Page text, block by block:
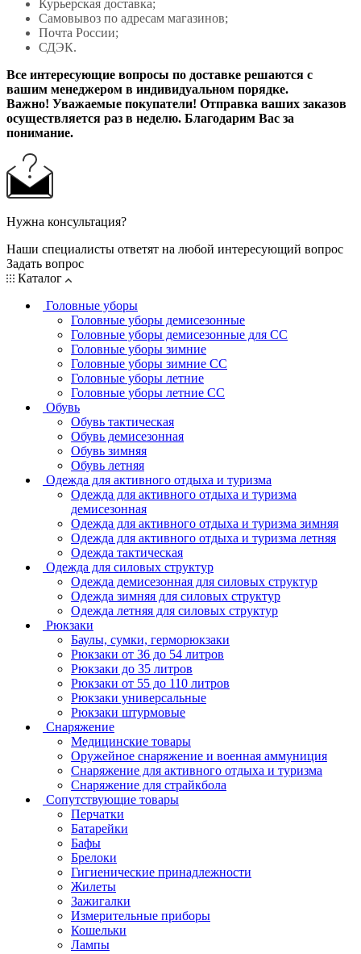
Курьерская доставка;
Самовывоз по адресам магазинов;
Почта России;
СДЭК.
Все интересующие вопросы по доставке решаются с
вашим менеджером в индивидуальном порядке.
Важно! Уважаемые покупатели! Отправка ваших заказов
осуществляется раз в неделю. Благодарим Вас за
понимание.
Нужна консультация?
Наши специалисты ответят на любой интересующий вопрос
Задать вопрос
Каталог
Головные уборы
Головные уборы демисезонные
Головные уборы демисезонные для СС
Головные уборы зимние
Головные уборы зимние СС
Головные уборы летние
Головные уборы летние СС
Обувь
Обувь тактическая
Обувь демисезонная
Обувь зимняя
Обувь летняя
Одежда для активного отдыха и туризма
Одежда для активного отдыха и туризма
демисезонная
Одежда для активного отдыха и туризма зимняя
Одежда для активного отдыха и туризма летняя
Одежда тактическая
Одежда для силовых структур
Одежда демисезонная для силовых структур
Одежда зимняя для силовых структур
Одежда летняя для силовых структур
Рюкзаки
Баулы, сумки, герморюкзаки
Рюкзаки от 36 до 54 литров
Рюкзаки до 35 литров
Рюкзаки от 55 до 110 литров
Рюкзаки универсальные
Рюкзаки штурмовые
Снаряжение
Медицинские товары
Оружейное снаряжение и военная аммуниция
Снаряжение для активного отдыха и туризма
Снаряжение для страйкбола
Сопутствующие товары
Перчатки
Батарейки
Бафы
Брелоки
Гигиенические принадлежности
Жилеты
Зажигалки
Измерительные приборы
Кошельки
Лампы